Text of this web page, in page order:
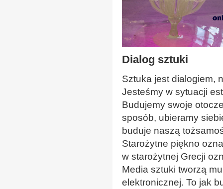
Dialog sztuki
Sztuka jest dialogiem,
Jesteśmy w sytuacji
Budujemy swoje
sposób, ubieramy
buduje naszą
Starożytne piękno
w starożytnej Grecji
Media sztuki tworzą
elektronicznej. To jak